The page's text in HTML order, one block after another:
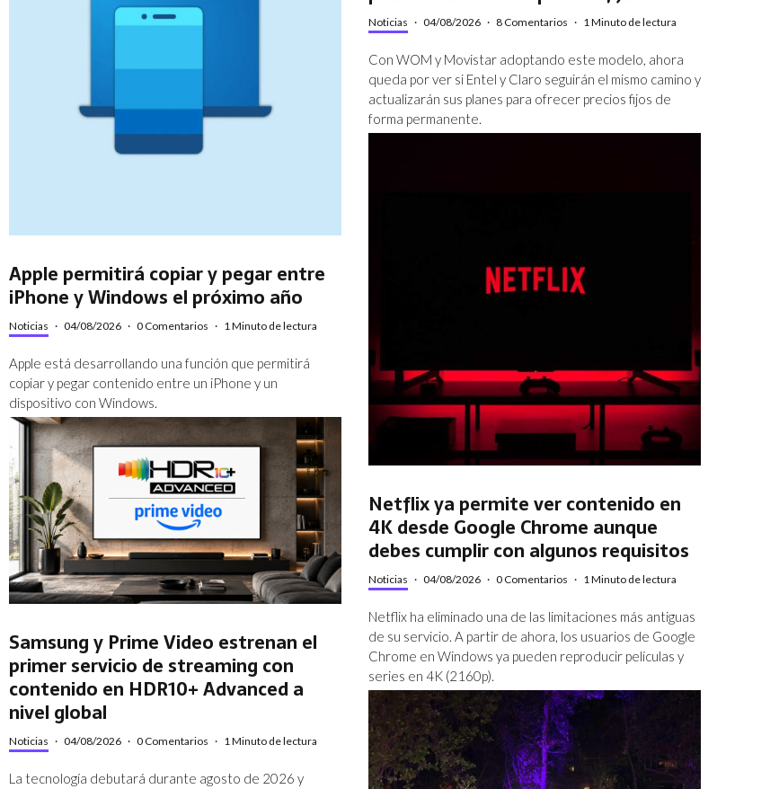
Apple permitirá copiar y pegar entre
iPhone y Windows el próximo año
Noticias · 04/08/2026 · 0 Comentarios · 1 Minuto de lectura
Apple está desarrollando una función que permitirá
copiar y pegar contenido entre un iPhone y un
dispositivo con Windows.
Samsung y Prime Video estrenan el
primer servicio de streaming con
contenido en HDR10+ Advanced a
nivel global
Noticias · 04/08/2026 · 0 Comentarios · 1 Minuto de lectura
La tecnología debutará durante agosto de 2026 y
Noticias · 04/08/2026 · 8 Comentarios · 1 Minuto de lectura
Con WOM y Movistar adoptando este modelo, ahora
queda por ver si Entel y Claro seguirán el mismo camino y
actualizarán sus planes para ofrecer precios fijos de
forma permanente.
Netflix ya permite ver contenido en
4K desde Google Chrome aunque
debes cumplir con algunos requisitos
Noticias · 04/08/2026 · 0 Comentarios · 1 Minuto de lectura
Netflix ha eliminado una de las limitaciones más antiguas
de su servicio. A partir de ahora, los usuarios de Google
Chrome en Windows ya pueden reproducir películas y
series en 4K (2160p).